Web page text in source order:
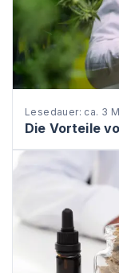
Lesedauer: ca. 3
Die Vorteile